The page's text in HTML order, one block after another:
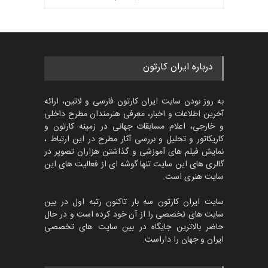
مسابقۀ بین‌المللی کارتون و
کاریکاتور «البغلی…
جشنواره بین‌المللی کارتون
مدارس پرتغال، ۲۰۲۷
مهلت 4 ماه دیگر
پنجمین مسابقۀ بین‌المللی
کارتون طنز «کلاه‌ای…
مهلت
گالری حدود یک ماه قبل
درباره ایران کارتون
به روز بودن سایت ایران کارتون فارسی و لاتین، ارائه
آخرین اطلاعات و اخبار، معرفی هنرمندان مطرح داخلی
و خارجی، اعلام مسابقات جهانی در زمینه کارتون و
کاریکاتور و تحلیل و بررسی آثار مطرح در این ارتباط ،
نمایش فیلم های آموزشی و گذاشتن هزاران تصویر در
گالری های این سایت تنها گوشه ای از فعالیت های این
سایت هنری است.
سایت ایران کارتون سه بار تاکنون رتبه اول در بین
سایت های تخصصی را از آن خود کرده است و در حال
حاضر بالاترین جایگاه در بین سایت های تخصصی
ایران و جهان را داراست.